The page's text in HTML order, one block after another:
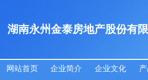
湖南永州金泰房地产股份有
网站首页 企业简介 企业文化